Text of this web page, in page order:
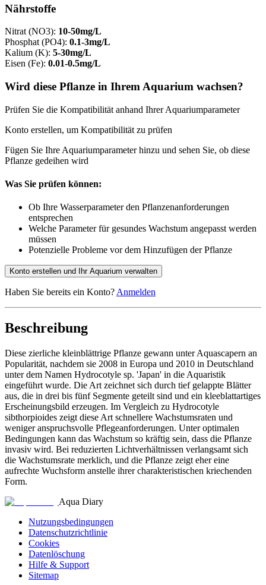
Nährstoffe
Nitrat (NO3): 10-50mg/L
Phosphat (PO4): 0.1-3mg/L
Kalium (K): 5-30mg/L
Eisen (Fe): 0.01-0.5mg/L
Wird diese Pflanze in Ihrem Aquarium wachsen?
Prüfen Sie die Kompatibilität anhand Ihrer Aquariumparameter
Konto erstellen, um Kompatibilität zu prüfen
Fügen Sie Ihre Aquariumparameter hinzu und sehen Sie, ob diese
Pflanze gedeihen wird
Was Sie prüfen können:
Ob Ihre Wasserparameter den Pflanzenanforderungen
entsprechen
Welche Parameter für gesundes Wachstum angepasst werden
müssen
Potenzielle Probleme vor dem Hinzufügen der Pflanze
Konto erstellen und Ihr Aquarium verwalten
Haben Sie bereits ein Konto? Anmelden
Beschreibung
Diese zierliche kleinblättrige Pflanze gewann unter Aquascapern an
Popularität, nachdem sie 2008 in Europa und 2010 in Deutschland
unter dem Namen Hydrocotyle sp. 'Japan' in die Aquaristik
eingeführt wurde. Die Art zeichnet sich durch tief gelappte Blätter
aus, die in drei bis fünf Segmente geteilt sind und ein kleeblattartiges
Erscheinungsbild erzeugen. Im Vergleich zu Hydrocotyle
sibthorpioides zeigt diese Art schnellere Wachstumsraten und
weniger anspruchsvolle Pflegeanforderungen. Unter optimalen
Bedingungen kann das Wachstum so kräftig sein, dass die Pflanze
invasiv wird. Bei reduzierten Lichtverhältnissen verlangsamt sich
die Wachstumsrate merklich, und die Pflanze zeigt eher eine
aufrechte Wuchsform anstelle ihrer charakteristischen kriechenden
Form.
Aqua Diary
Nutzungsbedingungen
Datenschutzrichtlinie
Cookies
Datenlöschung
Hilfe & Support
Sitemap